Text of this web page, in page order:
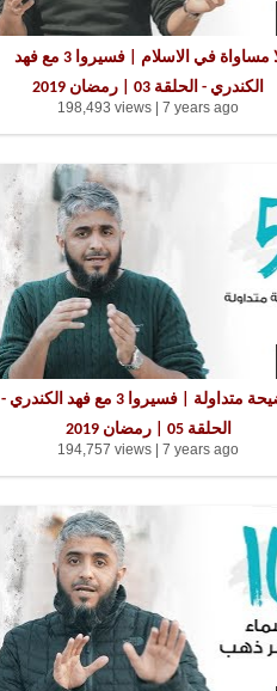
لا مساواة في الاسلام | فسيروا 3 مع فهد
الكندري - الحلقة 03 | رمضان 2019
198,493 views |7 years ago
فضيحة متداولة | فسيروا 3 مع فهد الكندري -
الحلقة 05 | رمضان 2019
194,757 views |7 years ago